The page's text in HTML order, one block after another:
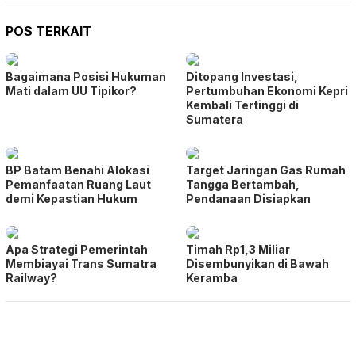
POS TERKAIT
Bagaimana Posisi Hukuman
Mati dalam UU Tipikor?
Ditopang Investasi,
Pertumbuhan Ekonomi Kepri
Kembali Tertinggi di
Sumatera
BP Batam Benahi Alokasi
Pemanfaatan Ruang Laut
demi Kepastian Hukum
Target Jaringan Gas Rumah
Tangga Bertambah,
Pendanaan Disiapkan
Apa Strategi Pemerintah
Membiayai Trans Sumatra
Railway?
Timah Rp1,3 Miliar
Disembunyikan di Bawah
Keramba